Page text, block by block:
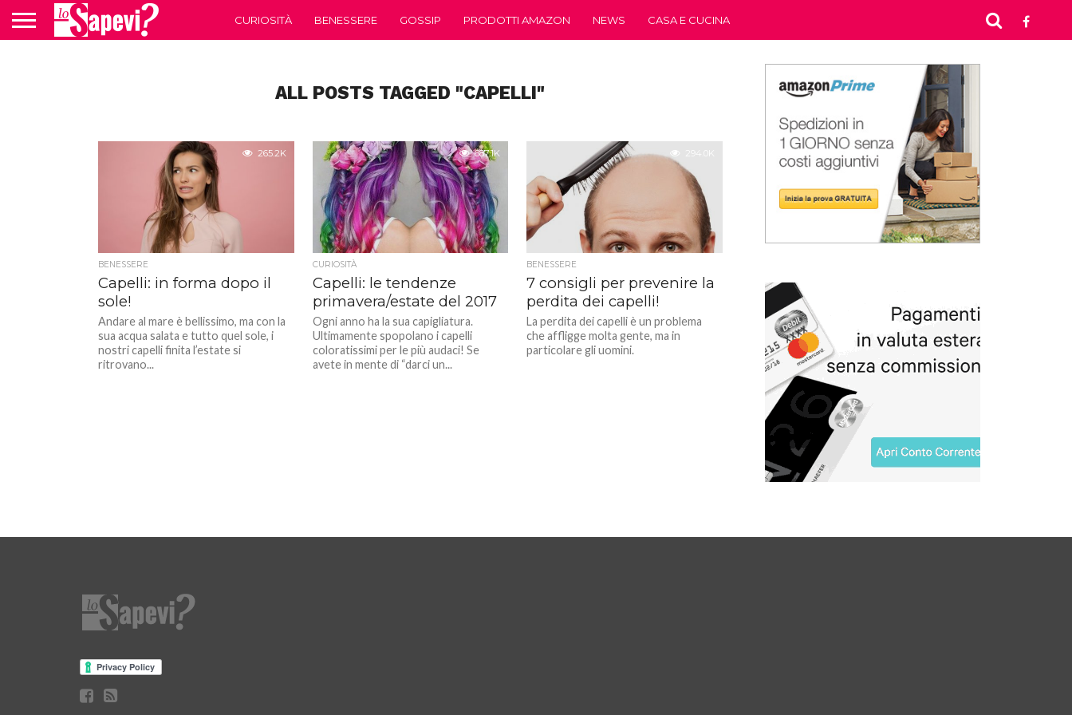
CURIOSITÀ BENESSERE GOSSIP PRODOTTI AMAZON NEWS CASA E CUCINA
ALL POSTS TAGGED "CAPELLI"
265.2K
BENESSERE
Capelli: in forma dopo il
sole!
Andare al mare è bellissimo, ma con la
sua acqua salata e tutto quel sole, i
nostri capelli finita l’estate si
ritrovano...
687.1K
CURIOSITÀ
Capelli: le tendenze
primavera/estate del 2017
Ogni anno ha la sua capigliatura.
Ultimamente spopolano i capelli
coloratissimi per le più audaci! Se
avete in mente di “darci un...
294.0K
BENESSERE
7 consigli per prevenire la
perdita dei capelli!
La perdita dei capelli è un problema
che affligge molta gente, ma in
particolare gli uomini.